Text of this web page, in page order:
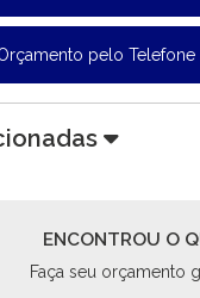
pelo Telefone
ENCONTROU O
Faça seu orçamento